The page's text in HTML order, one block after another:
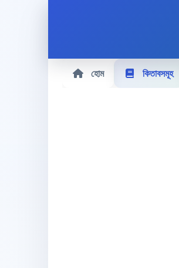
হোম কিতাবসমূহ